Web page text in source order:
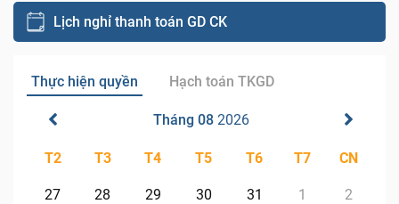
Lịch nghỉ thanh toán GD CK
Thực hiện quyền Hạch toán TKGD
Tháng 08 2026
T2 T3 T4 T5 T6 T7 CN
27 28 29 30 31 1 2